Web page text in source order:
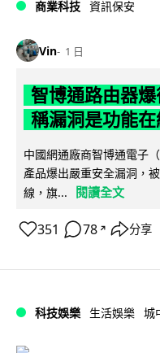
商業科技 資訊保安
Vin 1 日
智博通路由器
稱漏洞是功能在
中國網通廠商智博通電子
產品爆出嚴重安全漏洞，
線，旗...
閱讀全文
351 78 ↗ 分享
科技娛樂 生活娛樂 城